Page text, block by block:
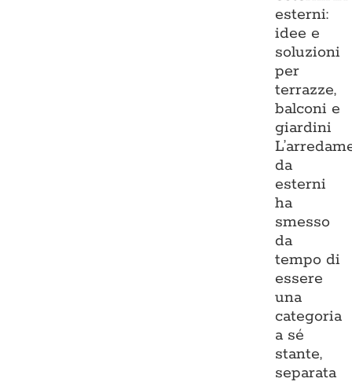
esterni:
idee e
soluzioni
per
terrazze,
balconi e
giardini
da
esterni
ha
smesso
da
tempo di
essere
una
categoria
a sé
stante,
separata